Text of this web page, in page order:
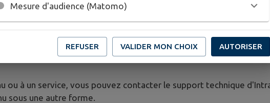
ou à un service, vous pouvez contacter le support technique
sous une autre forme.
Mesure d'audience (Matomo)
REFUSER VALIDER MON CHOIX AUTORISER